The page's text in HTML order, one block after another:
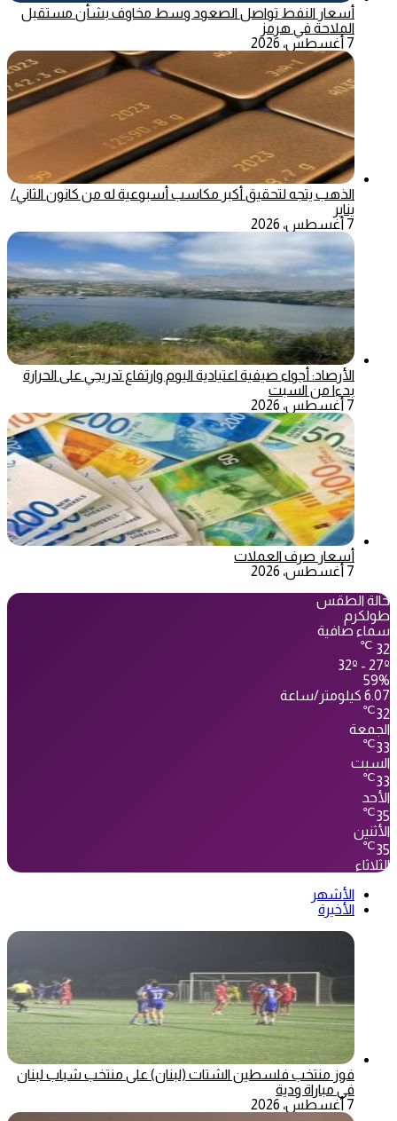
أسعار النفط تواصل الصعود وسط مخاوف بشأن مستقبل
الملاحة في هرمز
7 أغسطس، 2026
الذهب يتجه لتحقيق أكبر مكاسب أسبوعية له من كانون الثاني/
يناير
7 أغسطس، 2026
الأرصاد: أجواء صيفية اعتيادية اليوم وارتفاع تدريجي على الحرارة
بدءا من السبت
7 أغسطس، 2026
أسعار صرف العملات
7 أغسطس، 2026
حالة الطقس
طولكرم
سماء صافية
32
℃
32º - 27º
59%
6.07 كيلومتر/ساعة
32
℃
الجمعة
33
℃
السبت
33
℃
الأحد
35
℃
الأثنين
35
℃
الثلاثاء
الأشهر
الأخيرة
فوز منتخب فلسطين الشتات (لبنان) على منتخب شباب لبنان
في مباراة ودية
7 أغسطس، 2026